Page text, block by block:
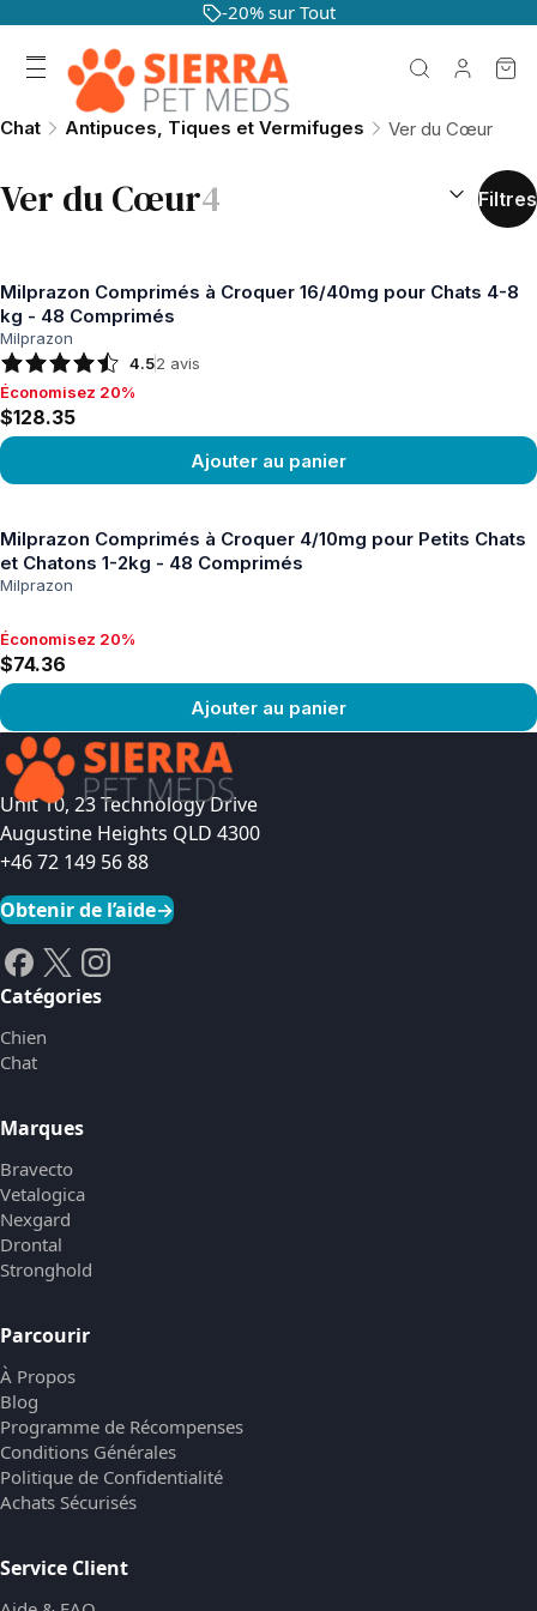
-20% sur Tout
Chat Antipuces, Tiques et Vermifuges Ver du Cœur
Ver du Cœur4 TRIER PAR :
Filtres
Milprazon Comprimés à Croquer 16/40mg pour Chats 4-8
kg - 48 Comprimés
Milprazon
4.52 avis
Économisez 20%, $128.35
Économisez 20%
$128.35
Ajouter au panier
Milprazon Comprimés à Croquer 4/10mg pour Petits Chats
et Chatons 1-2kg - 48 Comprimés
Milprazon
Économisez 20%, $74.36
Économisez 20%
$74.36
Ajouter au panier
Voir le produit
Unit 10, 23 Technology Drive
Augustine Heights QLD 4300
+46 72 149 56 88
Obtenir de l’aide→
Catégories
Chien
Chat
Marques
Bravecto
Vetalogica
Nexgard
Drontal
Stronghold
Parcourir
À Propos
Blog
Programme de Récompenses
Conditions Générales
Politique de Confidentialité
Achats Sécurisés
Service Client